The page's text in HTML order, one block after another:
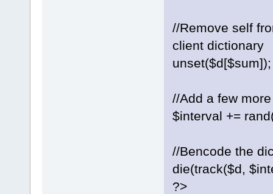
//Remove self
client dictionary
unset($d[$sum]);
//Add a few
$interval +=
//Bencode the
die(track($d,
?>